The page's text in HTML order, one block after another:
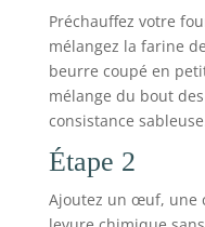
Préchauffez votre
mélangez la farine
beurre coupé en
mélange du bout
consistance
Étape 2
Ajoutez un œuf, une